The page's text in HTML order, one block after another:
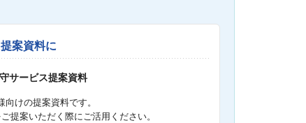
提案資料に
サービス提案資料
向けの提案資料です。
提案いただく際にご活用ください。